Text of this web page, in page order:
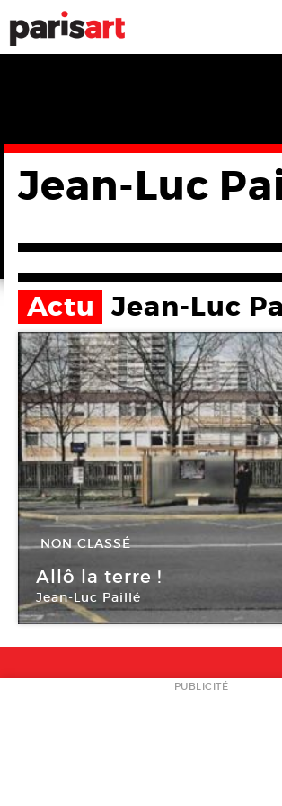
Jean-Luc
Actu Jean-Luc
NON CLASSÉ
23 Jan -27 Fév 2010
Allô la terre !
Jean-Luc Paillé
Bibliothèque Cyrano de Bergerac
NEWSLETTER
PUBLICITÉ